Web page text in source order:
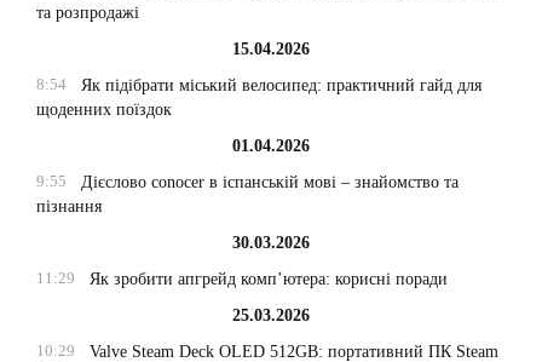
та розпродажі
15.04.2026
8:54
Як підібрати міський велосипед: практичний гайд для
щоденних поїздок
01.04.2026
9:55
Дієслово conocer в іспанській мові – знайомство та
пізнання
30.03.2026
11:29
Як зробити апгрейд комп’ютера: корисні поради
25.03.2026
10:29
Valve Steam Deck OLED 512GB: портативний ПК Steam